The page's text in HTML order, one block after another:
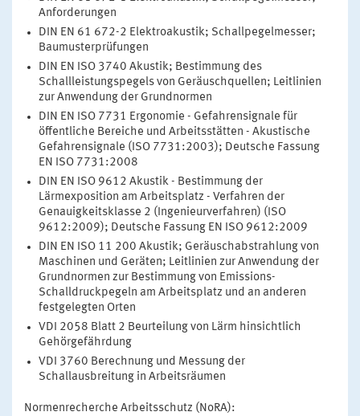
Anforderungen
DIN EN 61 672-2 Elektroakustik; Schallpegelmesser;
Baumusterprüfungen
DIN EN ISO 3740 Akustik; Bestimmung des
Schallleistungspegels von Geräuschquellen; Leitlinien
zur Anwendung der Grundnormen
DIN EN ISO 7731 Ergonomie - Gefahrensignale für
öffentliche Bereiche und Arbeitsstätten - Akustische
Gefahrensignale (ISO 7731:2003); Deutsche Fassung
EN ISO 7731:2008
DIN EN ISO 9612 Akustik - Bestimmung der
Lärmexposition am Arbeitsplatz - Verfahren der
Genauigkeitsklasse 2 (Ingenieurverfahren) (ISO
9612:2009); Deutsche Fassung EN ISO 9612:2009
DIN EN ISO 11 200 Akustik; Geräuschabstrahlung von
Maschinen und Geräten; Leitlinien zur Anwendung der
Grundnormen zur Bestimmung von Emissions-
Schalldruckpegeln am Arbeitsplatz und an anderen
festgelegten Orten
VDI 2058 Blatt 2 Beurteilung von Lärm hinsichtlich
Gehörgefährdung
VDI 3760 Berechnung und Messung der
Schallausbreitung in Arbeitsräumen
Normenrecherche Arbeitsschutz (NoRA):